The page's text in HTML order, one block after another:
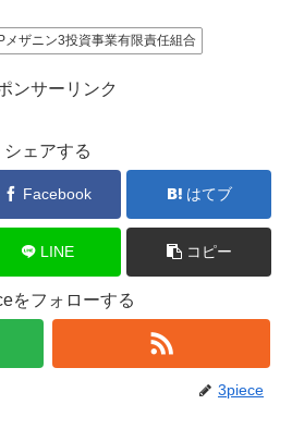
メザニン3投資事業有限責任組合
ンサーリンク
シェアする
Facebook はてブ
LINE コピー
をフォローする
3piece